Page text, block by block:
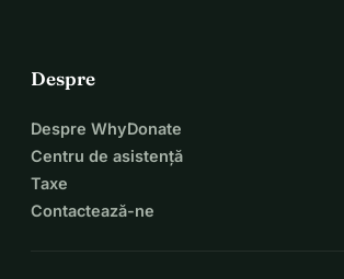
Despre
Despre WhyDonate
Centru de asistență
Taxe
Contactează-ne